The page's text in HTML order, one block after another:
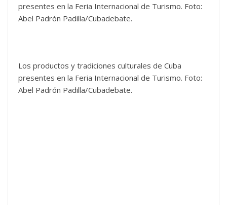
presentes en la Feria Internacional de Turismo. Foto:
Abel Padrón Padilla/Cubadebate.
Los productos y tradiciones culturales de Cuba
presentes en la Feria Internacional de Turismo. Foto:
Abel Padrón Padilla/Cubadebate.